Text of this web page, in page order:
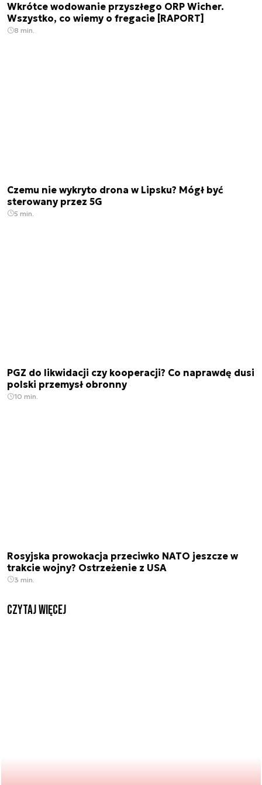
Wkrótce wodowanie przyszłego ORP Wicher.
Wszystko, co wiemy o fregacie [RAPORT]
8 min.
Czemu nie wykryto drona w Lipsku? Mógł być
sterowany przez 5G
5 min.
PGZ do likwidacji czy kooperacji? Co naprawdę dusi
polski przemysł obronny
10 min.
Rosyjska prowokacja przeciwko NATO jeszcze w
trakcie wojny? Ostrzeżenie z USA
3 min.
czytaj więcej